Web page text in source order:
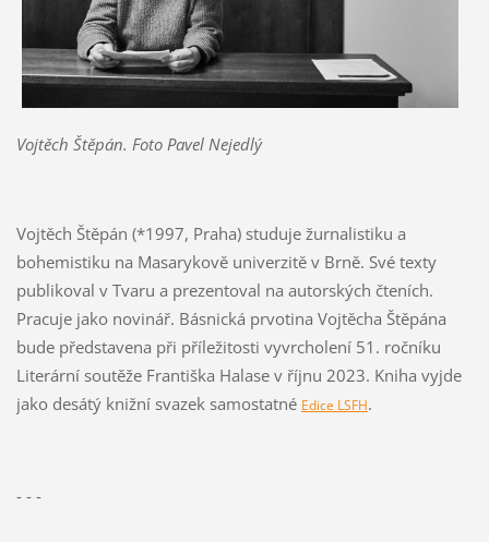
Vojtěch Štěpán. Foto Pavel Nejedlý
Vojtěch Štěpán (*1997, Praha) studuje žurnalistiku a
bohemistiku na Masarykově univerzitě v Brně. Své texty
publikoval v Tvaru a prezentoval na autorských čteních.
Pracuje jako novinář. Básnická prvotina Vojtěcha Štěpána
bude představena při příležitosti vyvrcholení 51. ročníku
Literární soutěže Františka Halase v říjnu 2023. Kniha vyjde
jako desátý knižní svazek samostatné Edice LSFH.
- - -